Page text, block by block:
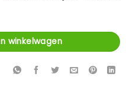
winkelwagen